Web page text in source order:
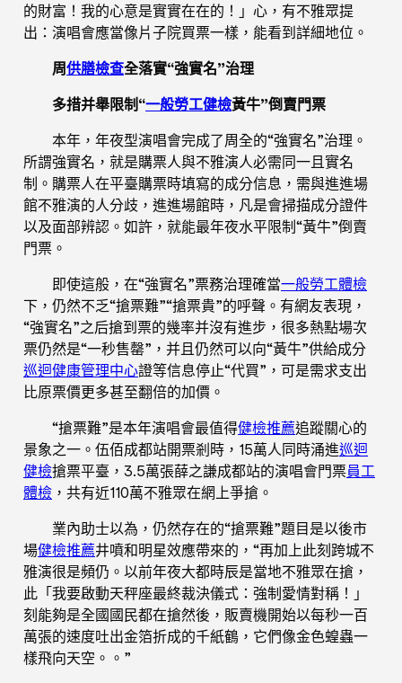
的財富！我的心意是實實在在的！」心，有不雅眾提
出：演唱會應當像片子院買票一樣，能看到詳細地位。
周供膳檢查全落實“強實名”治理
多措并舉限制“一般勞工健檢黃牛”倒賣門票
本年，年夜型演唱會完成了周全的“強實名”治理。
所謂強實名，就是購票人與不雅演人必需同一且實名
制。購票人在平臺購票時填寫的成分信息，需與進進場
館不雅演的人分歧，進進場館時，凡是會掃描成分證件
以及面部辨認。如許，就能最年夜水平限制“黃牛”倒賣
門票。
即使這般，在“強實名”票務治理確當一般勞工體檢
下，仍然不乏“搶票難”“搶票貴”的呼聲。有網友表現，
“強實名”之后搶到票的幾率并沒有進步，很多熱點場次
票仍然是“一秒售罄”，并且仍然可以向“黃牛”供給成分
巡迴健康管理中心證等信息停止“代買”，可是需求支出
比原票價更多甚至翻倍的加價。
“搶票難”是本年演唱會最值得健檢推薦追蹤關心的
景象之一。伍佰成都站開票剎時，15萬人同時涌進巡迴
健檢搶票平臺，3.5萬張薛之謙成都站的演唱會門票員工
體檢 ，共有近110萬不雅眾在網上爭搶。
業內助士以為，仍然存在的“搶票難”題目是以後市
場健檢推薦井噴和明星效應帶來的，“再加上此刻跨城不
雅演很是頻仍。以前年夜大都時辰是當地不雅眾在搶，
此「我要啟動天秤座最終裁決儀式：強制愛情對稱！」
刻能夠是全國國民都在搶然後，販賣機開始以每秒一百
萬張的速度吐出金箔折成的千紙鶴，它們像金色蝗蟲一
樣飛向天空。。”